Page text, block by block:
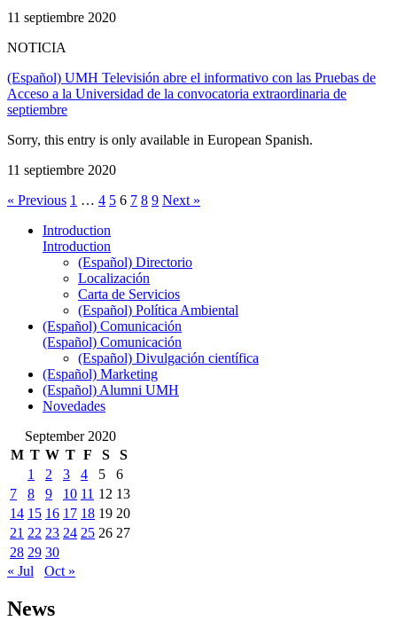
11 septiembre 2020
NOTICIA
(Español) UMH Televisión abre el informativo con las Pruebas de
Acceso a la Universidad de la convocatoria extraordinaria de
septiembre
Sorry, this entry is only available in European Spanish.
11 septiembre 2020
« Previous 1 … 4 5 6 7 8 9 Next »
Introduction
Introduction
(Español) Directorio
Localización
Carta de Servicios
(Español) Política Ambiental
(Español) Comunicación
(Español) Comunicación
(Español) Divulgación científica
(Español) Marketing
(Español) Alumni UMH
Novedades
September 2020
M T W T F S
S
1
2 3 4 5
6
7
8 9 10 11 12 13
14 15 16 17 18 19 20
21 22 23 24 25 26 27
28 29 30
« Jul
Oct »
News